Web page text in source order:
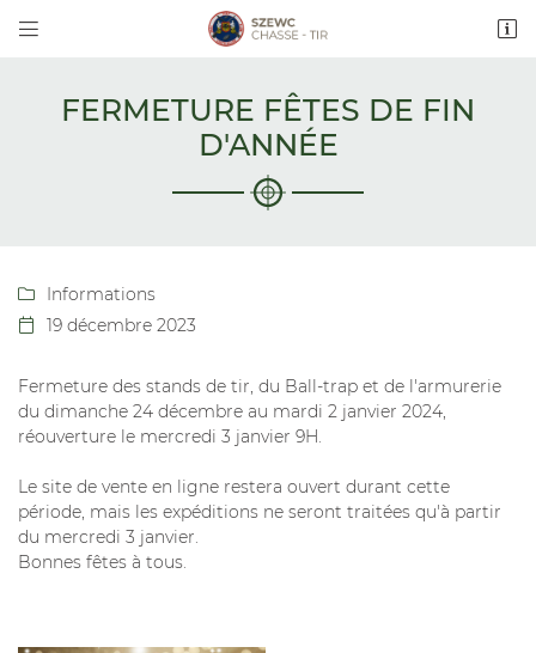
 
Rue Guy Szewc - Lieu dit Cabane Rouge
05 46 56 84 57
En cochant cette case, vous consentez à recevoir nos propositions
commerciales à l'adresse email indiqué ci-dessus. Vous pouvez vous désinscrire
à tout moment en utilisantle formulaire de désinscription
INSCRIPTION
FERMETURE FÊTES DE FIN
D'ANNÉE
 Informations
 19 décembre 2023
Fermeture des stands de tir, du Ball-trap et de l'armurerie
du dimanche 24 décembre au mardi 2 janvier 2024,
réouverture le mercredi 3 janvier 9H.
Le site de vente en ligne restera ouvert durant cette
période, mais les expéditions ne seront traitées qu'à partir
du mercredi 3 janvier.
Bonnes fêtes à tous.